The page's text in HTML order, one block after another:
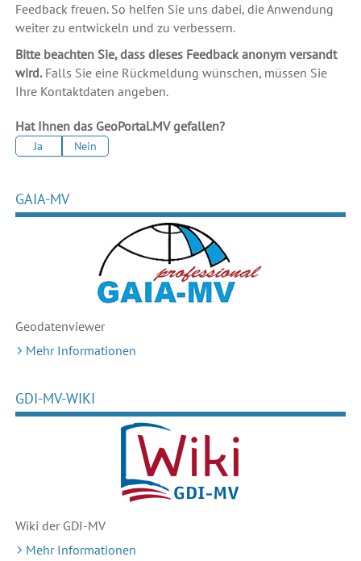
Feedback freuen. So helfen Sie uns dabei, die Anwendung
weiter zu entwickeln und zu verbessern.
Bitte beachten Sie, dass dieses Feedback anonym versandt
wird.Falls Sie eine Rückmeldung wünschen, müssen Sie
Ihre Kontaktdaten angeben.
Hat Ihnen das GeoPortal.MV gefallen?
Ja Nein
GAIA-MV
Geodatenviewer
Mehr Informationen
GDI-MV-WIKI
Wiki der GDI-MV
Mehr Informationen